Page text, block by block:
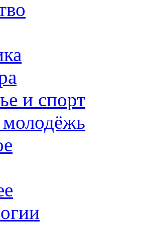
и спорт